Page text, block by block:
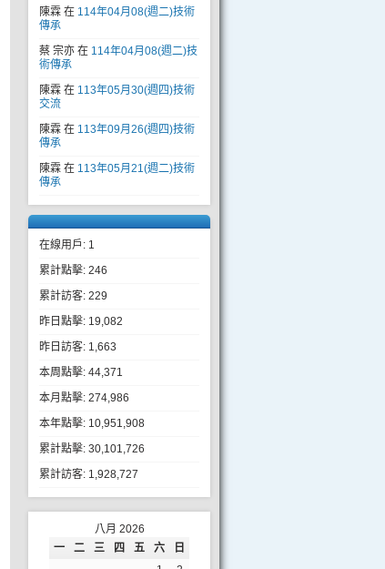
陳霖 在 114年04月08(週二)技術
傳承
蔡 宗亦 在 114年04月08(週二)技
術傳承
陳霖 在 113年05月30(週四)技術
交流
陳霖 在 113年09月26(週四)技術
傳承
陳霖 在 113年05月21(週二)技術
傳承
在線用戶: 1
累計點擊: 246
累計訪客: 229
昨日點擊: 19,082
昨日訪客: 1,663
本周點擊: 44,371
本月點擊: 274,986
本年點擊: 10,951,908
累計點擊: 30,101,726
累計訪客: 1,928,727
八月 2026
一
二 三 四 五 六 日